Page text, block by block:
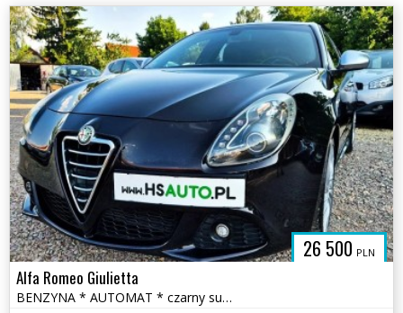
26 500 PLN
Alfa Romeo Giulietta
BENZYNA * AUTOMAT * czarny sufit * łopatki F1 * super * OKAZJA